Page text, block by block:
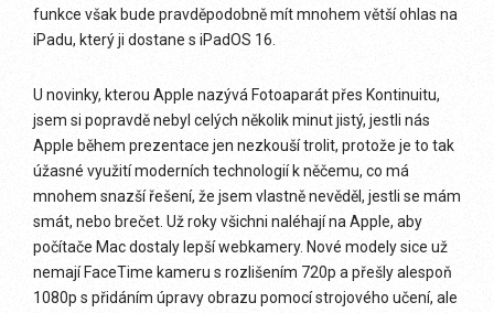
funkce však bude pravděpodobně mít mnohem větší ohlas na
iPadu, který ji dostane s iPadOS 16.
U novinky, kterou Apple nazývá Fotoaparát přes Kontinuitu,
jsem si popravdě nebyl celých několik minut jistý, jestli nás
Apple během prezentace jen nezkouší trolit, protože je to tak
úžasné využití moderních technologií k něčemu, co má
mnohem snazší řešení, že jsem vlastně nevěděl, jestli se mám
smát, nebo brečet. Už roky všichni naléhají na Apple, aby
počítače Mac dostaly lepší webkamery. Nové modely sice už
nemají FaceTime kameru s rozlišením 720p a přešly alespoň
1080p s přidáním úpravy obrazu pomocí strojového učení, ale